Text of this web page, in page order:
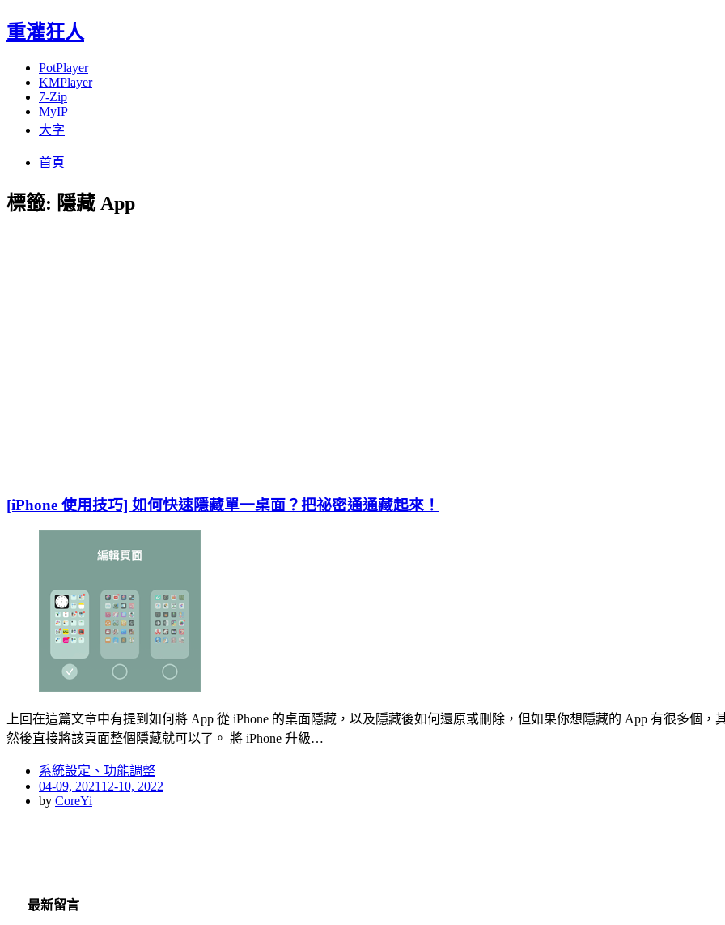
重灌狂人
PotPlayer
KMPlayer
7-Zip
MyIP
大字
首頁
標籤: 隱藏 App
[iPhone 使用技巧] 如何快速隱藏單一桌面？把祕密通通藏起來！
上回在這篇文章中有提到如何將 App 從 iPhone 的桌面隱藏，以及隱藏後如何還原或刪除，但如果你想隱藏的 App 有很多個
然後直接將該頁面整個隱藏就可以了。 將 iPhone 升級…
系統設定、功能調整
Posted
on
04-09, 2021 12-10, 2022
by CoreYi
最新留言